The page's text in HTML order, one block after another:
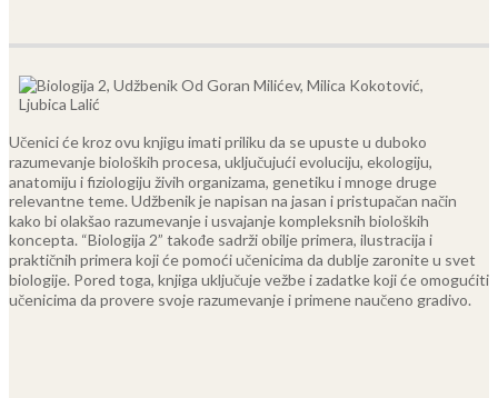
Učenici će kroz ovu knjigu imati priliku da se upuste u duboko
razumevanje bioloških procesa, uključujući evoluciju, ekologiju,
anatomiju i fiziologiju živih organizama, genetiku i mnoge druge
relevantne teme. Udžbenik je napisan na jasan i pristupačan način
kako bi olakšao razumevanje i usvajanje kompleksnih bioloških
koncepta. “Biologija 2” takođe sadrži obilje primera, ilustracija i
praktičnih primera koji će pomoći učenicima da dublje zaronite u svet
biologije. Pored toga, knjiga uključuje vežbe i zadatke koji će omogućiti
učenicima da provere svoje razumevanje i primene naučeno gradivo.